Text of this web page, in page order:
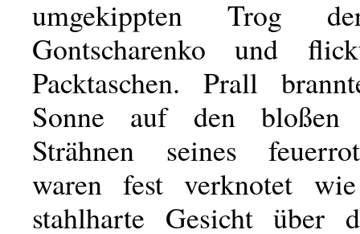
umgekippten Trog
Gontscharenko und
Packtaschen. Prall
Sonne auf den
Strähnen seines
waren fest verknotet
stahlharte Gesicht über